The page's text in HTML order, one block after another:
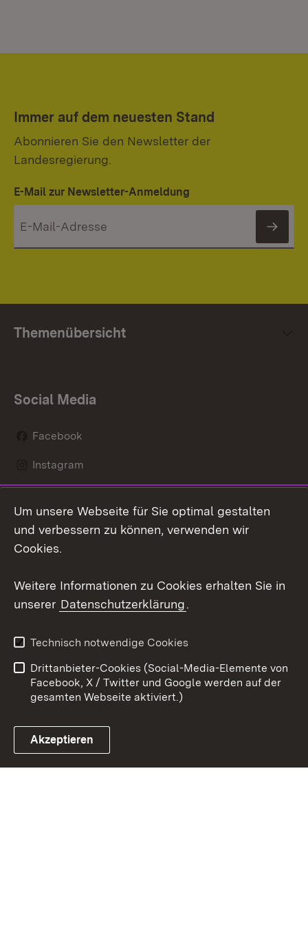
Immer auf dem neuesten Stand
Abonnieren Sie den Newsletter der
Landesregierung.
E-Mail zur Newsletter-Anmeldung
Themenübersicht
Social Media
Facebook
Instagram
Social Wall
Youtube
Link zum Landesportal
Kontakt
Datenschutz
Barrierefreiheit
Impressum Cookies
Um unsere Webseite für Sie optimal gestalten
und verbessern zu können, verwenden wir
Cookies.
Weitere Informationen zu Cookies erhalten Sie in
unserer Datenschutzerklärung.
Technisch notwendige Cookies
Drittanbieter-Cookies (Social-Media-Elemente von
Facebook, X / Twitter und Google werden auf der
gesamten Webseite aktiviert.)
Akzeptieren